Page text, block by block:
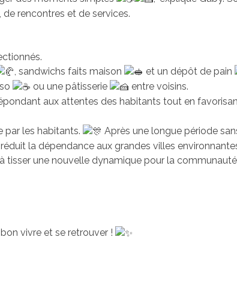
de rencontres et de services.
, sandwichs faits maison et un dépôt de pain
ou une pâtisserie
entre voisins.
aux attentes des habitants tout en
par les habitants.
Après une longue période
la dépendance aux grandes villes
une nouvelle dynamique pour la
vivre et se retrouver !